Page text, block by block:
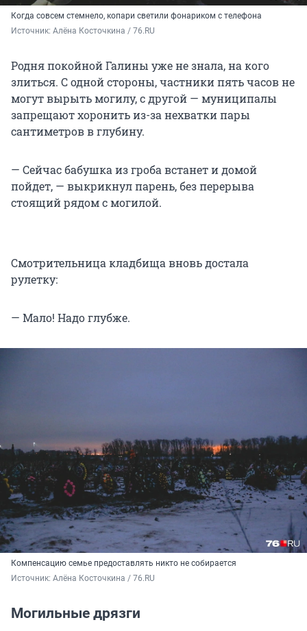
Когда совсем стемнело, копари светили фонариком с телефона
Источник: Алёна Косточкина / 76.RU
Родня покойной Галины уже не знала, на кого
злиться. С одной стороны, частники пять часов не
могут вырыть могилу, с другой — муниципалы
запрещают хоронить из-за нехватки пары
сантиметров в глубину.
— Сейчас бабушка из гроба встанет и домой
пойдет, — выкрикнул парень, без перерыва
стоящий рядом с могилой.
Смотрительница кладбища вновь достала
рулетку:
— Мало! Надо глубже.
Компенсацию семье предоставлять никто не собирается
Источник: Алёна Косточкина / 76.RU
Могильные дрязги